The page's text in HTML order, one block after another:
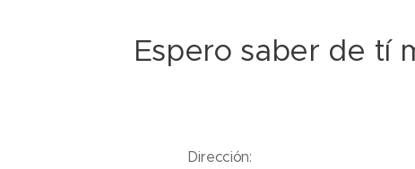
Espero saber de tí
Dirección: